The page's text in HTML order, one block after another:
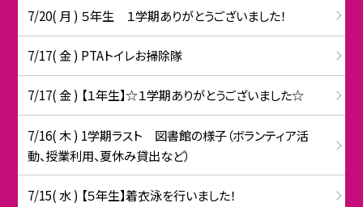
7/20( 月 ) ５年生 １学期ありがとうございました！
7/17( 金 ) PTAトイレお掃除隊
7/17( 金 ) 【１年生】☆１学期ありがとうございました☆
7/16( 木 ) 1学期ラスト 図書館の様子（ボランティア活
動、授業利用、夏休み貸出など）
7/15( 水 ) 【５年生】着衣泳を行いました！